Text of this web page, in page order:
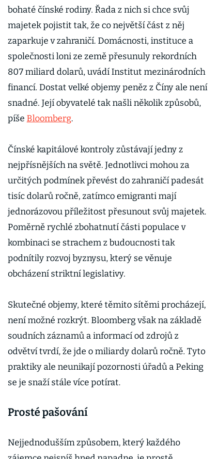
bohaté čínské rodiny. Řada z nich si chce svůj
majetek pojistit tak, že co největší část z něj
zaparkuje v zahraničí. Domácnosti, instituce a
společnosti loni ze země přesunuly rekordních
807 miliard dolarů, uvádí Institut mezinárodních
financí. Dostat velké objemy peněz z Číny ale není
snadné. Její obyvatelé tak našli několik způsobů,
píše Bloomberg.
Čínské kapitálové kontroly zůstávají jedny z
nejpřísnějších na světě. Jednotlivci mohou za
určitých podmínek převést do zahraničí padesát
tisíc dolarů ročně, zatímco emigranti mají
jednorázovou příležitost přesunout svůj majetek.
Poměrně rychlé zbohatnutí části populace v
kombinaci se strachem z budoucnosti tak
podnítily rozvoj byznysu, který se věnuje
obcházení striktní legislativy.
Skutečné objemy, které těmito sítěmi procházejí,
není možné rozkrýt. Bloomberg však na základě
soudních záznamů a informací od zdrojů z
odvětví tvrdí, že jde o miliardy dolarů ročně. Tyto
praktiky ale neunikají pozornosti úřadů a Peking
se je snaží stále více potírat.
Prosté pašování
Nejjednodušším způsobem, který každého